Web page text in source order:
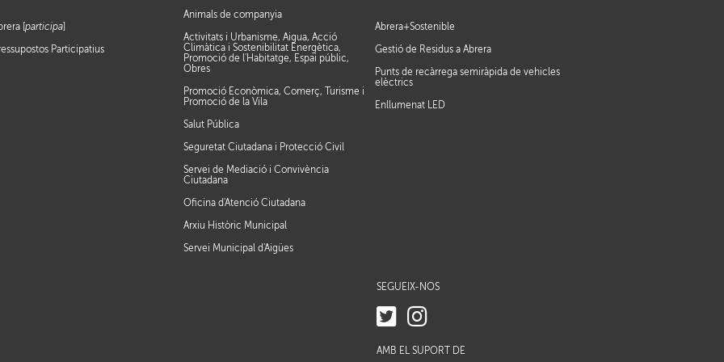
Animals de companyia
Activitats i Urbanisme, Aigua, Acció
Climàtica i Sostenibilitat Energètica,
Promoció de l'Habitatge, Espai públic,
Obres
Promoció Econòmica, Comerç, Turisme i
Promoció de la Vila
Salut Pública
Seguretat Ciutadana i Protecció Civil
Servei de Mediació i Convivència
Ciutadana
Oficina d'Atenció Ciutadana
Arxiu Històric Municipal
Servei Municipal d'Aigües
[ participa
Participatius
Abrera+Sostenible
Gestió de Residus a Abrera
Punts de recàrrega semiràpida de vehicles
elèctrics
Enllumenat LED
SEGUEIX-NOS
AMB EL SUPORT DE